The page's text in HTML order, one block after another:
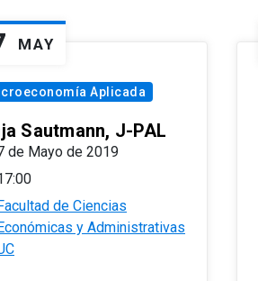
MAY
Aplicada
Sautmann, J-PAL
de Mayo de 2019
Facultad de Ciencias
Económicas y Administrativas